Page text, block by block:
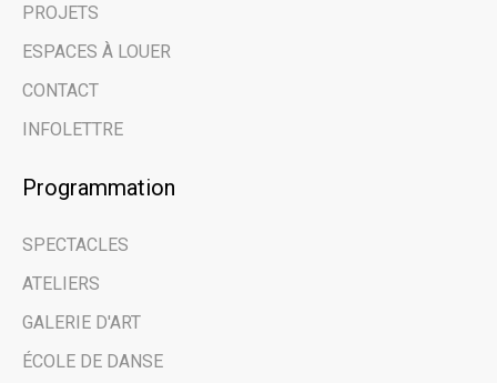
PROJETS
ESPACES À LOUER
CONTACT
INFOLETTRE
Programmation
SPECTACLES
ATELIERS
GALERIE D'ART
ÉCOLE DE DANSE